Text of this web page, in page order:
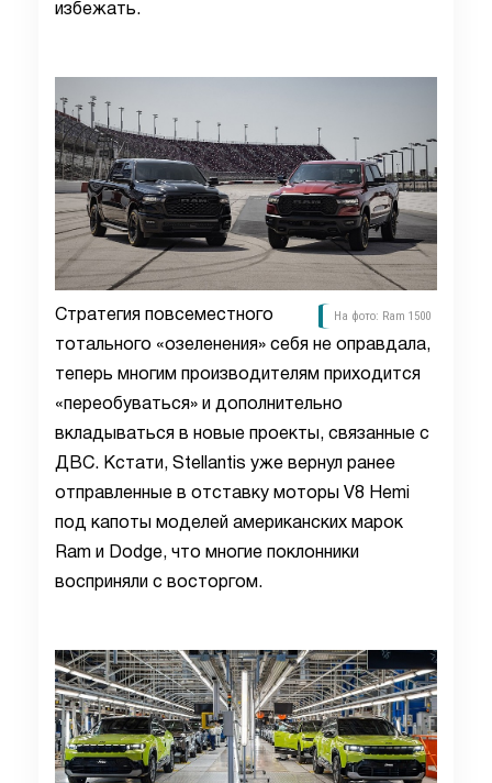
избежать.
На фото: Ram 1500
Стратегия повсеместного
тотального «озеленения» себя не оправдала,
теперь многим производителям приходится
«переобуваться» и дополнительно
вкладываться в новые проекты, связанные с
ДВС. Кстати, Stellantis уже вернул ранее
отправленные в отставку моторы V8 Hemi
под капоты моделей американских марок
Ram и Dodge, что многие поклонники
восприняли с восторгом.